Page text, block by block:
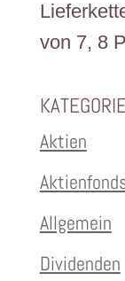
von 7, 8
Aktien
Allgemein
Dividenden